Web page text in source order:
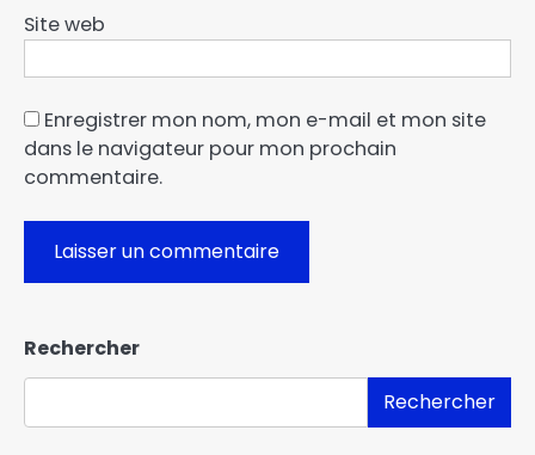
Site web
Enregistrer mon nom, mon e-mail et mon site
dans le navigateur pour mon prochain
commentaire.
Rechercher
Rechercher